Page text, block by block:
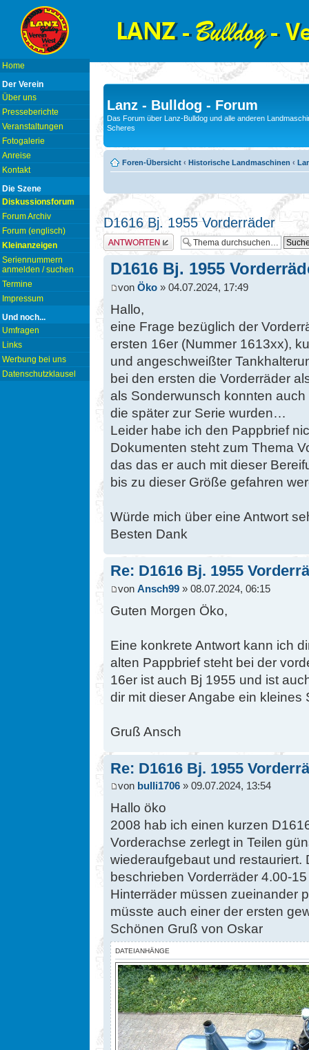
Home
Der Verein
Über uns
Presseberichte
Veranstaltungen
Fotogalerie
Anreise
Kontakt
Die Szene
Diskussionsforum
Forum Archiv
Forum (englisch)
Kleinanzeigen
Seriennummern
anmelden / suchen
Termine
Impressum
Und noch...
Umfragen
Links
Werbung bei uns
Datenschutzklausel
Lanz - Bulldog - Forum
Das Forum über Lanz-Bulldog und alle anderen
Scheres
Foren-Übersicht ‹ Historische Landmaschinen ‹
D1616 Bj. 1955 Vorderräder
Antwort erstellen
D1616 Bj. 1955
von Öko » 04.07.2024, 17:49
Hallo,
eine Frage bezüglich der
ersten 16er (Nummer 1613xx),
und angeschweißter
bei den ersten die Vorderräder
als Sonderwunsch konnten
die später zur Serie wurden…
Leider habe ich den Pappbrief
Dokumenten steht zum Thema
das das er auch mit dieser
bis zu dieser Größe gefahren
Würde mich über eine Antwort
Besten Dank
Re: D1616 Bj. 1955
von Ansch99 » 08.07.2024, 06:15
Guten Morgen Öko,
Eine konkrete Antwort kann ich
alten Pappbrief steht bei der
16er ist auch Bj 1955 und ist
dir mit dieser Angabe ein kleines
Gruß Ansch
Re: D1616 Bj. 1955
von bulli1706 » 09.07.2024, 13:54
Hallo öko
2008 hab ich einen kurzen
Vorderachse zerlegt in Teilen
wiederaufgebaut und restauriert.
beschrieben Vorderräder 4.00-
Hinterräder müssen zueinander
müsste auch einer der ersten
Schönen Gruß von Oskar
DATEIANHÄNGE